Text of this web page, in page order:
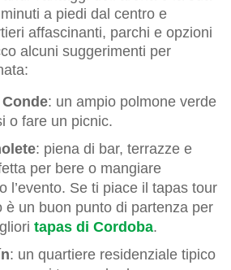
a piedi dal centro e
affascinanti, parchi e opzioni
alcuni suggerimenti per
: un ampio polmone verde
o fare un picnic.
: piena di bar, terrazze e
per bere o mangiare
l’evento. Se ti piace il tapas tour
è un buon punto di partenza per
tapas di Cordoba.
: un quartiere residenziale tipico